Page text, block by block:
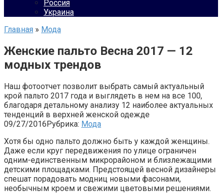
Россия
Украина
Главная » Мода
Женские пальто Весна 2017 — 12
модных трендов
Наш фотоотчет позволит выбрать самый актуальный
крой пальто 2017 года и выглядеть в нем на все 100,
благодаря детальному анализу 12 наиболее актуальных
тенденций в верхней женской одежде
09/27/2016Рубрика: Мода
Хотя бы одно пальто должно быть у каждой женщины.
Даже если круг передвижения по улице ограничен
одним-единственным микрорайоном и близлежащими
детскими площадками. Предстоящей весной дизайнеры
спешат порадовать модниц новыми фасонами,
необычным кроем и свежими цветовыми решениями.